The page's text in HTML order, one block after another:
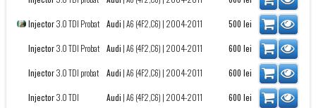
Injector3.0 TDI Probat Audi |A6 (4F2,C6) | 2004-2011 500 lei
Injector3.0 TDI Probat Audi |A6 (4F2,C6) | 2004-2011 600 lei
Injector3.0 TDI probat Audi |A6 (4F2,C6) | 2004-2011 600 lei
Injector3.0 TDI Audi |A6 (4F2,C6) | 2004-2011 600 lei